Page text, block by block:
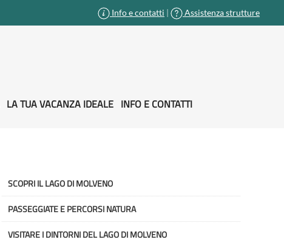
Info e contatti | Assistenza strutture
LA TUA VACANZA IDEALE INFO E CONTATTI
SCOPRI IL LAGO DI MOLVENO
PASSEGGIATE E PERCORSI NATURA
VISITARE I DINTORNI DEL LAGO DI MOLVENO